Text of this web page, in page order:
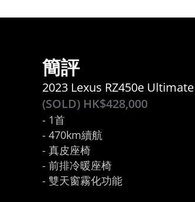
簡評
2023 Lexus RZ450e Ultimate
(SOLD) HK$428,000
- 1首
- 470km續航
- 真皮座椅
- 前排冷暖座椅
- 雙天窗霧化功能